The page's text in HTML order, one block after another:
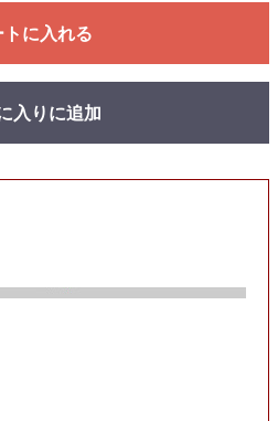
トに入れる
入りに追加